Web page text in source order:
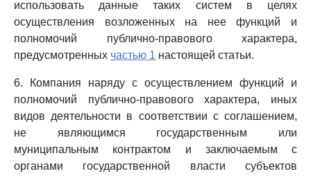
использовать данные таких систем в целях
осуществления возложенных на нее функций и
полномочий публично-правового характера,
предусмотренных частью 1 настоящей статьи.
6. Компания наряду с осуществлением функций и
полномочий публично-правового характера, иных
видов деятельности в соответствии с соглашением,
не являющимся государственным или
муниципальным контрактом и заключаемым с
органами государственной власти субъектов